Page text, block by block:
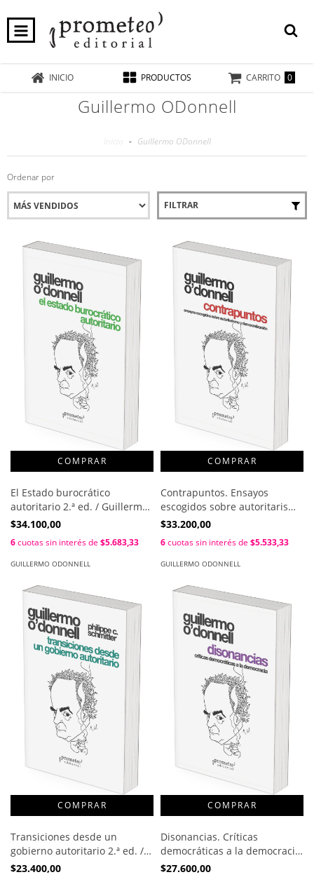
INICIO PRODUCTOS CARRITO 0
Guillermo ODonnell
- Guillermo ODonnell
Ordenar por
FILTRAR
El Estado burocrático
autoritario 2.ª ed. / Guillermo
O´Donnell
$34.100,00
6cuotas sin interés de $5.683,33
GUILLERMO ODONNELL
Contrapuntos. Ensayos
escogidos sobre autoritarismo
y democratización 2.ª ed. /
$33.200,00
6cuotas sin interés de $5.533,33
GUILLERMO ODONNELL
Transiciones desde un
gobierno autoritario 2.ª ed. /
Guillermo O´Donnell ;
$23.400,00
Disonancias. Críticas
democráticas a la democracia
2.ª ed. / Guillermo O´Donnell
$27.600,00